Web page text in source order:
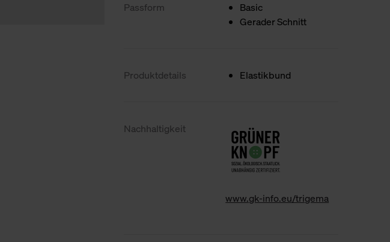
Passform
Basic
Gerader Schnitt
Produktdetails Elastikbund
Nachhaltigkeit
www.gk-info.eu/trigema